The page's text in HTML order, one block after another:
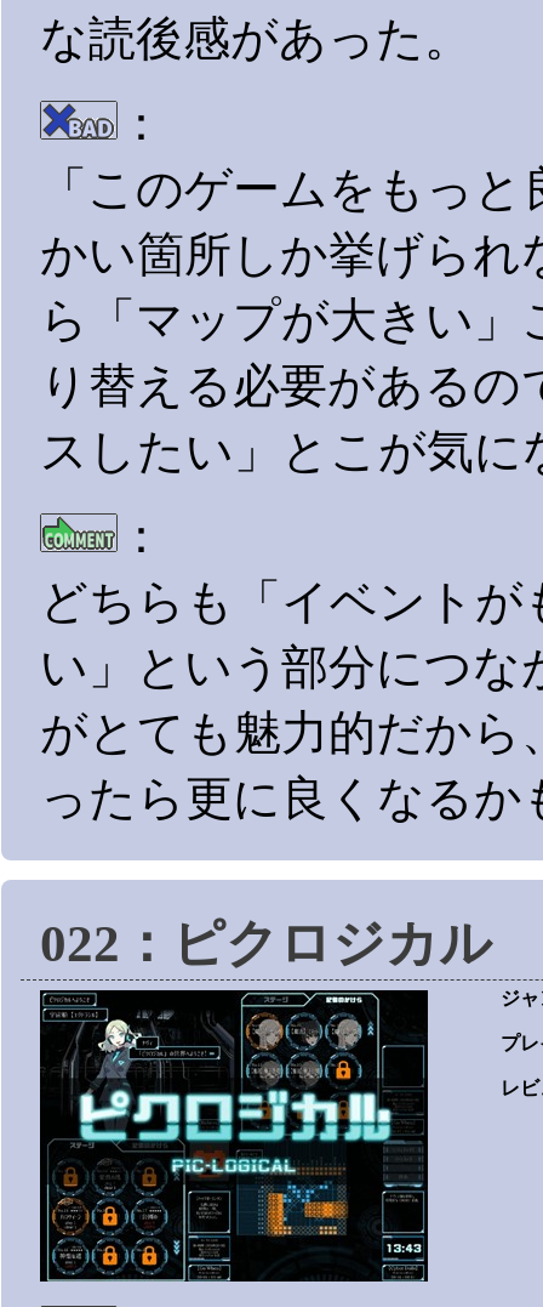
な読後感があった。
：
「このゲームをもっ
かい箇所しか挙げら
ら「マップが大きい
り替える必要がある
スしたい」とこが気に
：
どちらも「イベント
い」という部分につな
がとても魅力的だか
ったら更に良くなるか
022：ピクロジカル
ジ
プ
レ